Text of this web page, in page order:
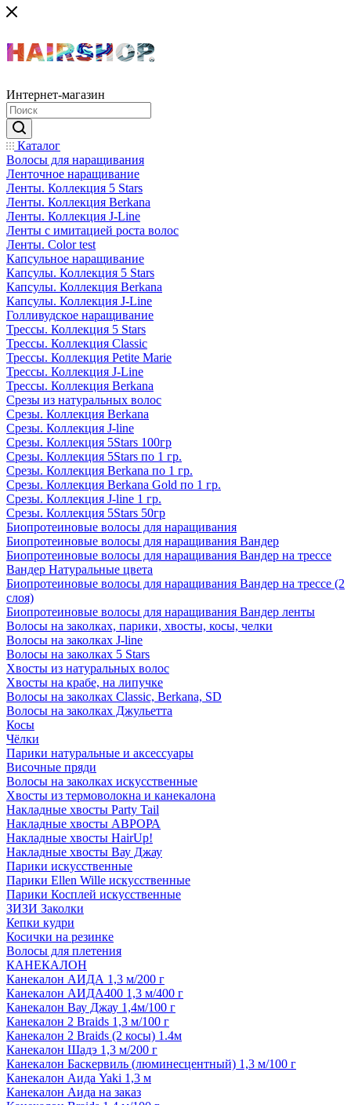
Интернет-магазин
Каталог
Волосы для наращивания
Ленточное наращивание
Ленты. Коллекция 5 Stars
Ленты. Коллекция Berkana
Ленты. Коллекция J-Line
Ленты с имитацией роста волос
Ленты. Color test
Капсульное наращивание
Капсулы. Коллекция 5 Stars
Капсулы. Коллекция Berkana
Капсулы. Коллекция J-Line
Голливудское наращивание
Трессы. Коллекция 5 Stars
Трессы. Коллекция Classic
Трессы. Коллекция Petite Marie
Трессы. Коллекция J-Line
Трессы. Коллекция Berkana
Срезы из натуральных волос
Срезы. Коллекция Berkana
Срезы. Коллекция J-line
Срезы. Коллекция 5Stars 100гр
Срезы. Коллекция 5Stars по 1 гр.
Срезы. Коллекция Berkana по 1 гр.
Срезы. Коллекция Berkana Gold по 1 гр.
Срезы. Коллекция J-line 1 гр.
Срезы. Коллекция 5Stars 50гр
Биопротеиновые волосы для наращивания
Биопротеиновые волосы для наращивания Вандер
Биопротеиновые волосы для наращивания Вандер на трессе
Вандер Натуральные цвета
Биопротеиновые волосы для наращивания Вандер на трессе (2
слоя)
Биопротеиновые волосы для наращивания Вандер ленты
Волосы на заколках, парики, хвосты, косы, челки
Волосы на заколках J-line
Волосы на заколках 5 Stars
Хвосты из натуральных волос
Хвосты на крабе, на липучке
Волосы на заколках Classic, Berkana, SD
Волосы на заколках Джульетта
Косы
Чёлки
Парики натуральные и аксессуары
Височные пряди
Волосы на заколках искусственные
Хвосты из термоволокна и канекалона
Накладные хвосты Party Tail
Накладные хвосты АВРОРА
Накладные хвосты HairUp!
Накладные хвосты Вау Джау
Парики искусственные
Парики Ellen Wille искусственные
Парики Косплей искусственные
ЗИЗИ Заколки
Кепки кудри
Косички на резинке
Волосы для плетения
КАНЕКАЛОН
Канекалон АИДА 1,3 м/200 г
Канекалон АИДА400 1,3 м/400 г
Канекалон Вау Джау 1,4м/100 г
Канекалон 2 Braids 1,3 м/100 г
Канекалон 2 Braids (2 косы) 1.4м
Канекалон Шадэ 1,3 м/200 г
Канекалон Баскервиль (люминесцентный) 1,3 м/100 г
Канекалон Аида Yaki 1,3 м
Канекалон Аида на заказ